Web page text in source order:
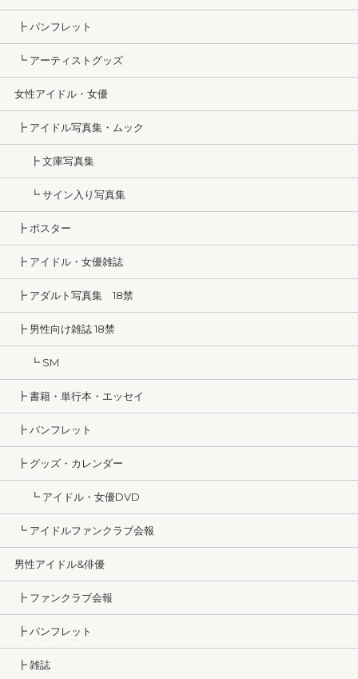
┣ パンフレット
┗ アーティストグッズ
女性アイドル・女優
┣ アイドル写真集・ムック
┣ 文庫写真集
┗ サイン入り写真集
┣ ポスター
┣ アイドル・女優雑誌
┣ アダルト写真集 18禁
┣ 男性向け雑誌 18禁
┗ SM
┣ 書籍・単行本・エッセイ
┣ パンフレット
┣ グッズ・カレンダー
┗ アイドル・女優DVD
┗ アイドルファンクラブ会報
男性アイドル&俳優
┣ ファンクラブ会報
┣ パンフレット
┣ 雑誌